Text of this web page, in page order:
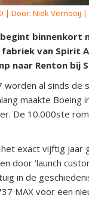
| Door: Niek Vernooij |
begint binnenkort
van Spirit
naar Renton bij
worden al sinds
maakte Boeing
De 10.000ste
exact vijftig jaar
door ‘launch
in de
MAX voor een